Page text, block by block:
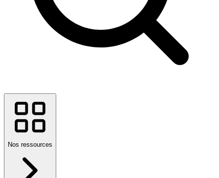
Nos ressources